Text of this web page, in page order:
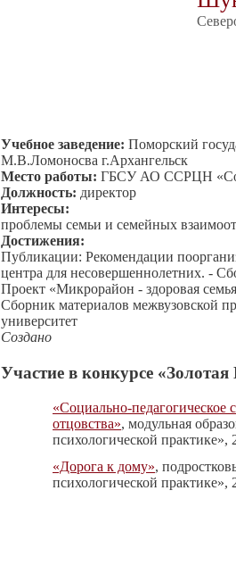
Учебное заведение: Поморский
М.В.Ломоносва г.Архангельск
Место работы: ГБСУ АО ССРЦН
Должность: директор
Интересы:
проблемы семьи и семейных
Достижения:
Публикации: Рекомендации
центра для несовершеннолетних. -
Проект «Микрорайон - здоровая
Сборник материалов межвузовской
университет
Создано
Участие в конкурсе «Золотая
«Социально-педагогическое
отцовства», модульная
психологической практике»,
«Дорога к дому»,
психологической практике»,